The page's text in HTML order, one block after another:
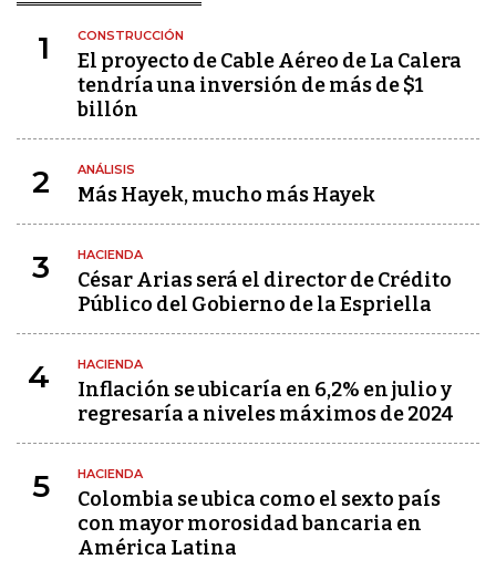
1 CONSTRUCCIÓN
El proyecto de Cable Aéreo de La Calera
tendría una inversión de más de $1
billón
2 ANÁLISIS
Más Hayek, mucho más Hayek
3 HACIENDA
César Arias será el director de Crédito
Público del Gobierno de la Espriella
4 HACIENDA
Inflación se ubicaría en 6,2% en julio y
regresaría a niveles máximos de 2024
5 HACIENDA
Colombia se ubica como el sexto país
con mayor morosidad bancaria en
América Latina